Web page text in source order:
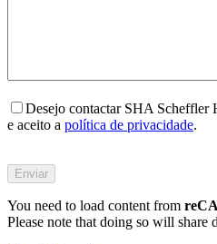
Desejo contactar SHA
e aceito a política de privacidade.
füllen
dieses
Feld
You need to load content from
Please note that doing so will